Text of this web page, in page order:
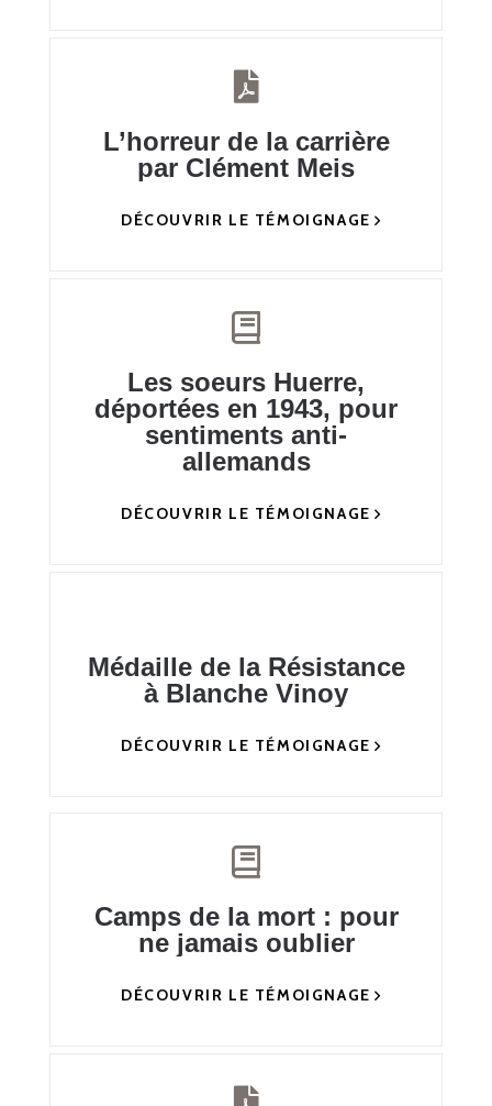
L’horreur de la carrière
par Clément Meis
DÉCOUVRIR LE TÉMOIGNAGE
Les soeurs Huerre,
déportées en 1943, pour
sentiments anti-
allemands
DÉCOUVRIR LE TÉMOIGNAGE
Médaille de la Résistance
à Blanche Vinoy
DÉCOUVRIR LE TÉMOIGNAGE
Camps de la mort : pour
ne jamais oublier
DÉCOUVRIR LE TÉMOIGNAGE